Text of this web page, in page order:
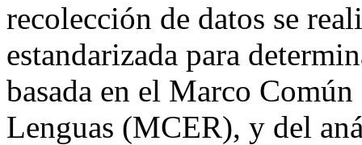
recolección de datos se
estandarizada para
basada en el Marco
Lenguas (MCER), y del